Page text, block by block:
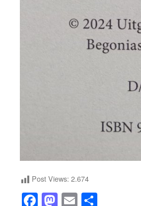
Post Views: 2.674
Facebook
Mastodon
Email